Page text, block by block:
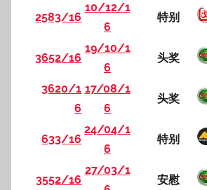
2583/16
10/12/1
6
特别
3652/16
19/10/1
6
头奖
3620/1
6
17/08/1
6
头奖
633/16
24/04/1
6
特别
3552/16
27/03/1
安慰